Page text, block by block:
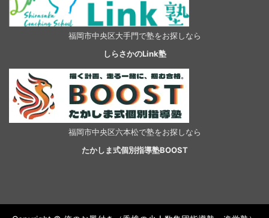
福岡市中央区大手門で塾をお探しなら
しらさかのLink塾
福岡市中央区六本松で塾をお探しなら
たかしま式個別指導塾BOOST